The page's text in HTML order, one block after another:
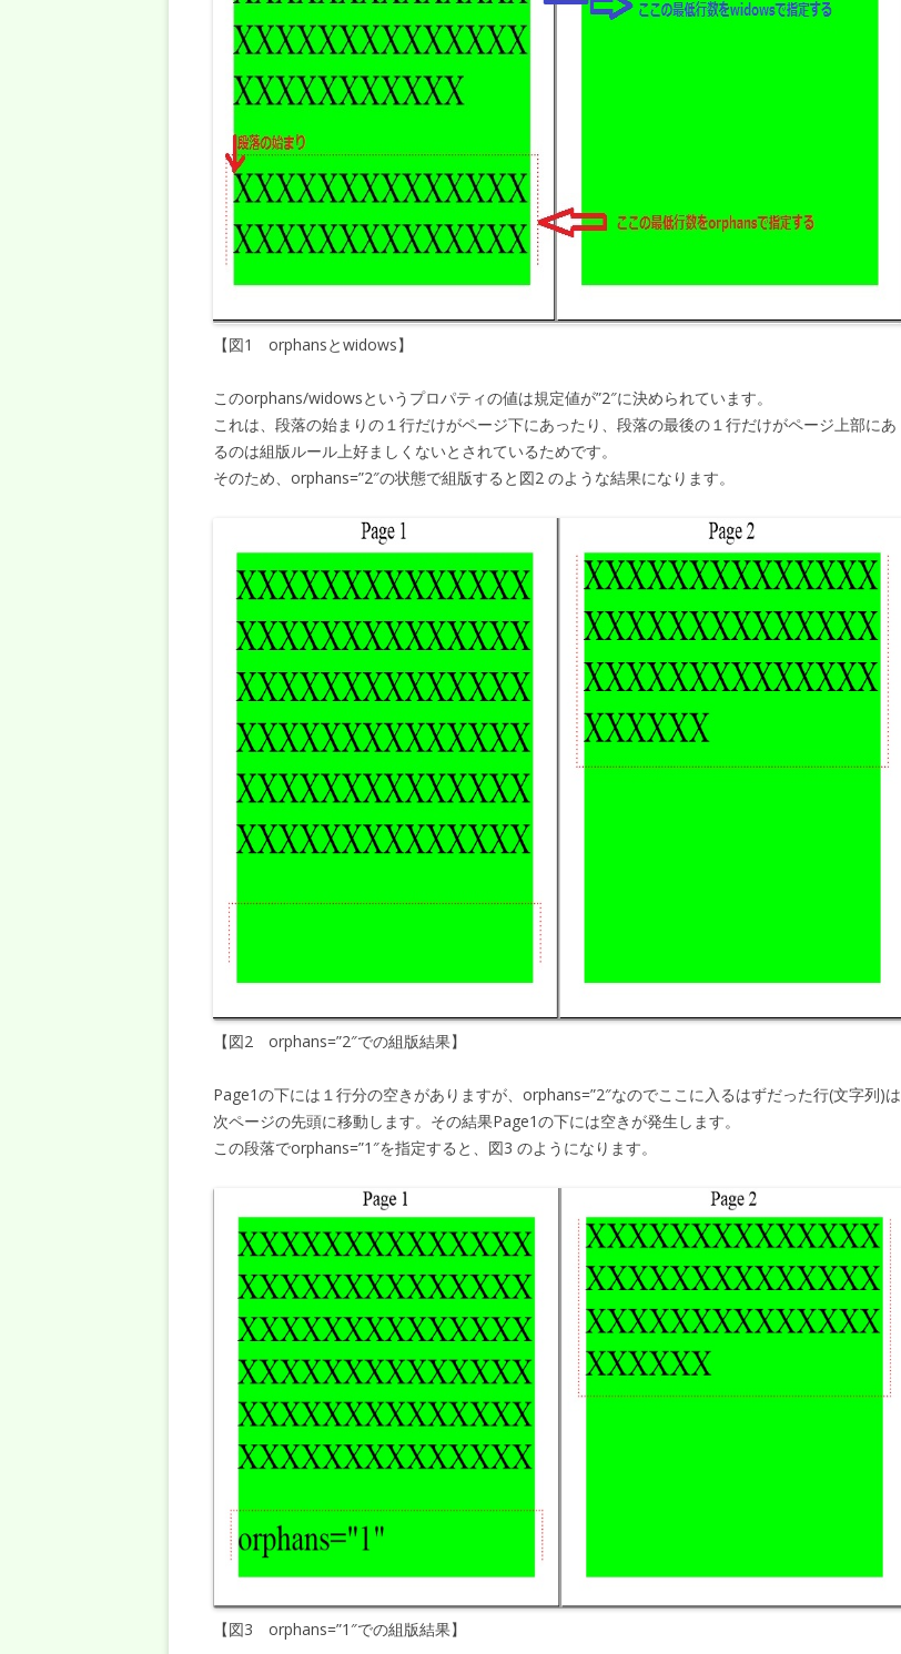
【図1 orphansとwidows】
このorphans/widowsというプロパティの値は規定値が”2″に決められています。
これは、段落の始まりの１行だけがページ下にあったり、段落の最後の１行だけがページ上部にあ
るのは組版ルール上好ましくないとされているためです。
そのため、orphans=”2″の状態で組版すると図2 のような結果になります。
【図2 orphans=”2″での組版結果】
Page1の下には１行分の空きがありますが、orphans=”2″なのでここに入るはずだった行(文字列)は
次ページの先頭に移動します。その結果Page1の下には空きが発生します。
この段落でorphans=”1″を指定すると、図3 のようになります。
【図3 orphans=”1″での組版結果】